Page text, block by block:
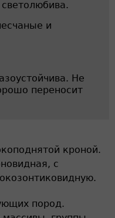
светолюбива.
и
Не
переносит
кроной.
с
пород.